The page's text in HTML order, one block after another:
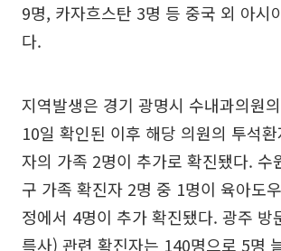
9명, 카자흐스탄 3명 등 중국 외 아시
다.
지역발생은 경기 광명시 수내과의원
10일 확인된 이후 해당 의원의 투석
자의 가족 2명이 추가로 확진됐다. 수
구 가족 확진자 2명 중 1명이 육아도
정에서 4명이 추가 확진됐다. 광주 방
륵사) 관련 확진자는 140명으로 5명